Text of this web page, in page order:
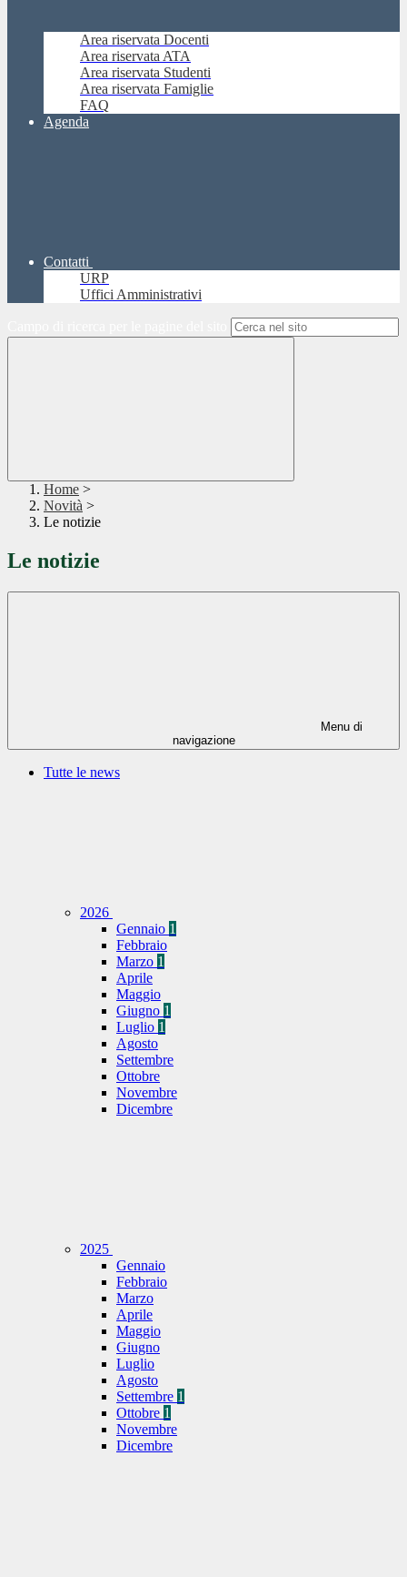
Area riservata Docenti
Area riservata ATA
Area riservata Studenti
Area riservata Famiglie
FAQ
Agenda
Contatti
URP
Uffici Amministrativi
Home >
Novità >
Le notizie
Le notizie
Menu di
navigazione
Tutte le news
2026
Gennaio 1
Febbraio
Marzo 1
Aprile
Maggio
Giugno 1
Luglio 1
Agosto
Settembre
Ottobre
Novembre
Dicembre
2025
Gennaio
Febbraio
Marzo
Aprile
Maggio
Giugno
Luglio
Agosto
Settembre 1
Ottobre 1
Novembre
Dicembre